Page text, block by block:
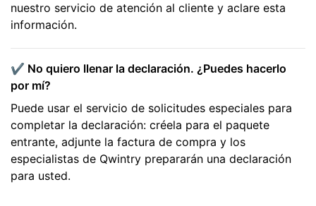
nuestro servicio de atención al cliente y aclare esta
información.
✔️ No quiero llenar la declaración. ¿Puedes hacerlo
por mí?
Puede usar el servicio de solicitudes especiales para
completar la declaración: créela para el paquete
entrante, adjunte la factura de compra y los
especialistas de Qwintry prepararán una declaración
para usted.